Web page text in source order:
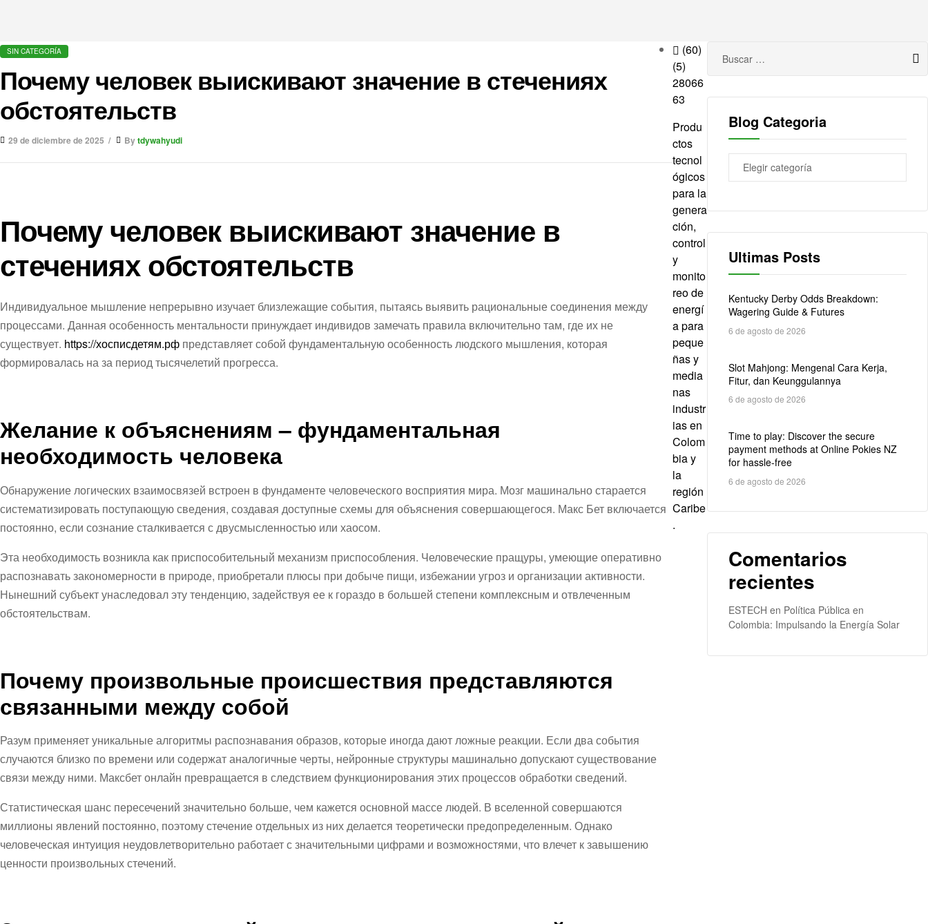
CATEGORÍAS
SIN CATEGORÍA
Почему человек выискивают значение в стечениях
обстоятельств
29 de diciembre de 2025 Bytdywahyudi
Почему человек выискивают значение в
стечениях обстоятельств
Индивидуальное мышление непрерывно изучает близлежащие события, пытаясь выявить рациональные соединения между
процессами. Данная особенность ментальности принуждает индивидов замечать правила включительно там, где их не
существует. https://хосписдетям.рф представляет собой фундаментальную особенность людского мышления, которая
формировалась на за период тысячелетий прогресса.
Желание к объяснениям – фундаментальная
необходимость человека
Обнаружение логических взаимосвязей встроен в фундаменте человеческого восприятия мира. Мозг машинально старается
систематизировать поступающую сведения, создавая доступные схемы для объяснения совершающегося. Макс Бет включается
постоянно, если сознание сталкивается с двусмысленностью или хаосом.
Эта необходимость возникла как приспособительный механизм приспособления. Человеческие пращуры, умеющие оперативно
распознавать закономерности в природе, приобретали плюсы при добыче пищи, избежании угроз и организации активности.
Нынешний субъект унаследовал эту тенденцию, задействуя ее к гораздо в большей степени комплексным и отвлеченным
обстоятельствам.
Почему произвольные происшествия представляются
связанными между собой
Разум применяет уникальные алгоритмы распознавания образов, которые иногда дают ложные реакции. Если два события
случаются близко по времени или содержат аналогичные черты, нейронные структуры машинально допускают существование
связи между ними. Максбет онлайн превращается в следствием функционирования этих процессов обработки сведений.
Статистическая шанс пересечений значительно больше, чем кажется основной массе людей. В вселенной совершаются
миллионы явлений постоянно, поэтому стечение отдельных из них делается теоретически предопределенным. Однако
человеческая интуиция неудовлетворительно работает с значительными цифрами и возможностями, что влечет к завышению
ценности произвольных стечений.
Blog Categoria
Categoria
Ultimas Posts
Kentucky Derby Odds Breakdown:
Wagering Guide & Futures
6 de agosto de 2026
Slot Mahjong: Mengenal Cara Kerja,
Fitur, dan Keunggulannya
6 de agosto de 2026
Time to play: Discover the secure
payment methods at Online Pokies NZ
for hassle-free
6 de agosto de 2026
Comentarios
recientes
ESTECH en Política Pública en
Colombia: Impulsando la Energía Solar
(60)
(5)
28066
63
Produ
ctos
tecnol
ógicos
para la
genera
ción,
control
y
monito
reo de
energí
a para
peque
ñas y
media
nas
industr
ias en
Colom
bia y
la
región
Caribe
.